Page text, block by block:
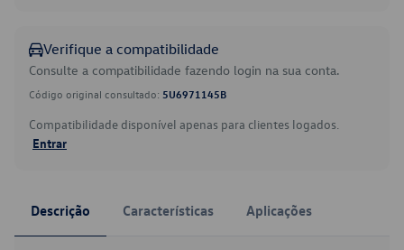
Verifique a compatibilidade
Consulte a compatibilidade fazendo login na sua conta.
Código original consultado: 5U6971145B
Compatibilidade disponível apenas para clientes logados.
Entrar
Descrição Características Aplicações